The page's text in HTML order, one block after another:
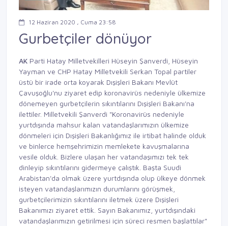
12 Haziran 2020 , Cuma 23:58
Gurbetçiler dönüyor
AK Parti Hatay Milletvekilleri Hüseyin Şanverdi, Hüseyin
Yayman ve CHP Hatay Milletvekili Serkan Topal partiler
üstü bir irade orta koyarak Dışişleri Bakanı Mevlüt
Çavuşoğlu'nu ziyaret edip koronavirüs nedeniyle ülkemize
dönemeyen gurbetçilerin sıkıntılarını Dışişleri Bakanı'na
ilettiler. Milletvekili Şanverdi "Koronavirüs nedeniyle
yurtdışında mahsur kalan vatandaşlarımızın ülkemize
dönmeleri için Dışişleri Bakanlığımız ile irtibat halinde olduk
ve binlerce hemşehrimizin memlekete kavuşmalarına
vesile olduk. Bizlere ulaşan her vatandaşımızı tek tek
dinleyip sıkıntılarını gidermeye çalıştık. Başta Suudi
Arabistan'da olmak üzere yurtdışında olup ülkeye dönmek
isteyen vatandaşlarımızın durumlarını görüşmek,
gurbetçilerimizin sıkıntılarını iletmek üzere Dışişleri
Bakanımızı ziyaret ettik. Sayın Bakanımız, yurtdışındaki
vatandaşlarımızın getirilmesi için süreci resmen başlattılar"